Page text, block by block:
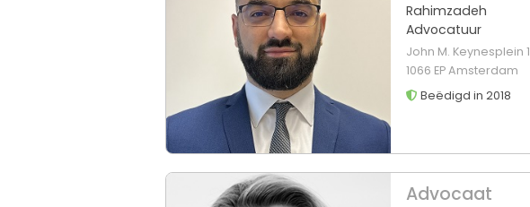
Rahimzadeh
Advocatuur
John M. Keynesplein 1
1066 EP Amsterdam
Beëdigd in 2018
Advocaat